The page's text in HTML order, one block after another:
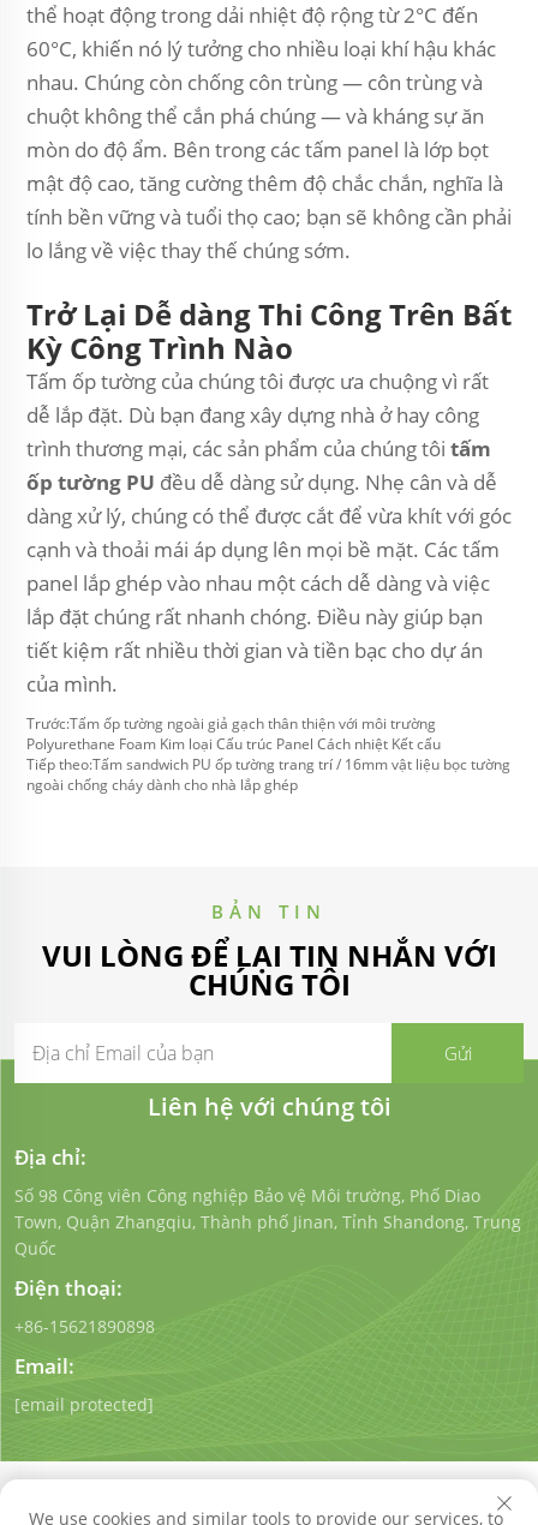
thể hoạt động trong dải nhiệt độ rộng từ 2°C đến
60°C, khiến nó lý tưởng cho nhiều loại khí hậu khác
nhau. Chúng còn chống côn trùng — côn trùng và
chuột không thể cắn phá chúng — và kháng sự ăn
mòn do độ ẩm. Bên trong các tấm panel là lớp bọt
mật độ cao, tăng cường thêm độ chắc chắn, nghĩa là
tính bền vững và tuổi thọ cao; bạn sẽ không cần phải
lo lắng về việc thay thế chúng sớm.
Trở Lại Dễ dàng Thi Công Trên Bất
Kỳ Công Trình Nào
Tấm ốp tường của chúng tôi được ưa chuộng vì rất
dễ lắp đặt. Dù bạn đang xây dựng nhà ở hay công
trình thương mại, các sản phẩm của chúng tôi tấm
ốp tường PU đều dễ dàng sử dụng. Nhẹ cân và dễ
dàng xử lý, chúng có thể được cắt để vừa khít với góc
cạnh và thoải mái áp dụng lên mọi bề mặt. Các tấm
panel lắp ghép vào nhau một cách dễ dàng và việc
lắp đặt chúng rất nhanh chóng. Điều này giúp bạn
tiết kiệm rất nhiều thời gian và tiền bạc cho dự án
của mình.
Trước:Tấm ốp tường ngoài giả gạch thân thiện với môi trường
Polyurethane Foam Kim loại Cấu trúc Panel Cách nhiệt Kết cấu
Tiếp theo:Tấm sandwich PU ốp tường trang trí / 16mm vật liệu bọc tường
ngoài chống cháy dành cho nhà lắp ghép
BẢN TIN
VUI LÒNG ĐỂ LẠI TIN NHẮN VỚI
CHÚNG TÔI
Liên hệ với chúng tôi
Địa chỉ:
Số 98 Công viên Công nghiệp Bảo vệ Môi trường, Phố Diao
Town, Quận Zhangqiu, Thành phố Jinan, Tỉnh Shandong, Trung
Quốc
Điện thoại:
+86-15621890898
Email:
[email protected]
We use cookies and similar tools to provide our services, to